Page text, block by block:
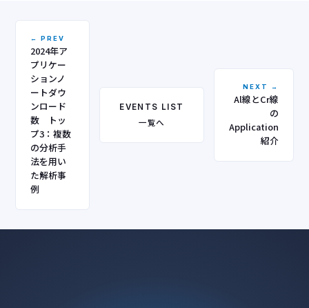
← PREV
2024年ア
プリケー
ションノ
ートダウ
ンロード
数 トッ
プ3：複数
の分析手
法を用い
た解析事
例
EVENTS LIST
一覧へ
NEXT →
Al線とCr線
の
Application
紹介